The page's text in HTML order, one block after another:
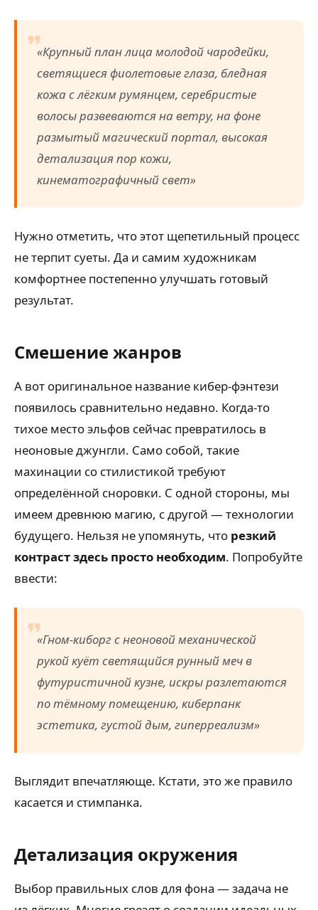
«Крупный план лица молодой чародейки,
светящиеся фиолетовые глаза, бледная
кожа с лёгким румянцем, серебристые
волосы развеваются на ветру, на фоне
размытый магический портал, высокая
детализация пор кожи,
кинематографичный свет»
Нужно отметить, что этот щепетильный процесс
не терпит суеты. Да и самим художникам
комфортнее постепенно улучшать готовый
результат.
Смешение жанров
А вот оригинальное название кибер-фэнтези
появилось сравнительно недавно. Когда-то
тихое место эльфов сейчас превратилось в
неоновые джунгли. Само собой, такие
махинации со стилистикой требуют
определённой сноровки. С одной стороны, мы
имеем древнюю магию, с другой — технологии
будущего. Нельзя не упомянуть, что резкий
контраст здесь просто необходим. Попробуйте
ввести:
«Гном-киборг с неоновой механической
рукой куёт светящийся рунный меч в
футуристичной кузне, искры разлетаются
по тёмному помещению, киберпанк
эстетика, густой дым, гиперреализм»
Выглядит впечатляюще. Кстати, это же правило
касается и стимпанка.
Детализация окружения
Выбор правильных слов для фона — задача не